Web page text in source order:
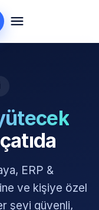
ERP &
ve kişiye özel
şeyi güvenli,